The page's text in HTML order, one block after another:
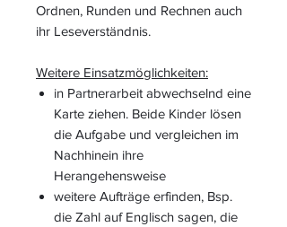
Ordnen, Runden und Rechnen auch
ihr Leseverständnis.
Weitere Einsatzmöglichkeiten:
in Partnerarbeit abwechselnd eine
Karte ziehen. Beide Kinder lösen
die Aufgabe und vergleichen im
Nachhinein ihre
Herangehensweise
weitere Aufträge erfinden, Bsp.
die Zahl auf Englisch sagen, die